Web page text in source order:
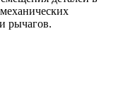
рычагов.